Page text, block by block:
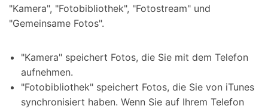
"Kamera", "Fotobibliothek", "Fotostream" und
"Gemeinsame Fotos".
"Kamera" speichert Fotos, die Sie mit dem Telefon
aufnehmen.
"Fotobibliothek" speichert Fotos, die Sie von iTunes
synchronisiert haben. Wenn Sie auf Ihrem Telefon